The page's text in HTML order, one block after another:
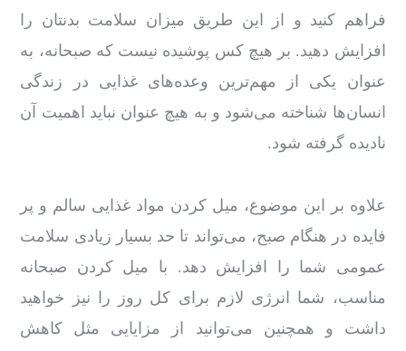
فراهم کنید و از این طریق میزان سلامت بدنتان را
افزایش دهید. بر هیچ ‌کس پوشیده نیست که صبحانه، به
‌عنوان یکی از مهم‌ترین وعده‌های غذایی در زندگی
انسان‌ها شناخته می‌شود و به ‌هیچ‌ عنوان نباید اهمیت آن
نادیده گرفته شود.
علاوه‌ بر این موضوع، میل کردن مواد غذایی سالم و پر
فایده در هنگام صبح، می‌تواند تا حد بسیار زیادی سلامت
عمومی شما را افزایش دهد. با میل کردن صبحانه
مناسب، شما انرژی لازم برای کل روز را نیز خواهید
داشت و همچنین می‌توانید از مزایایی مثل کاهش